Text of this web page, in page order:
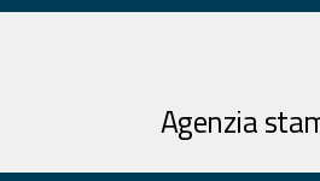
Agenzia